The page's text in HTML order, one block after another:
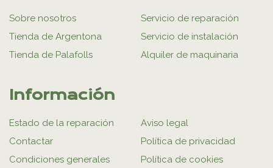
Sobre nosotros
Tienda de Argentona
Tienda de Palafolls
Servicio de reparación
Servicio de instalación
Alquiler de maquinaria
Información
Estado de la reparación
Contactar
Condiciones generales
Aviso legal
Política de privacidad
Política de cookies